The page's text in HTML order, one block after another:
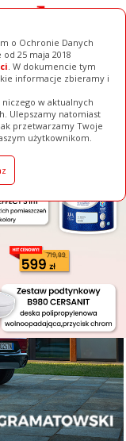
o Ochronie Danych
25 maja 2018
. W dokumencie tym
informacje zbieramy i
w aktualnych
Ulepszamy natomiast
przetwarzamy Twoje
użytkownikom.
Baza Firm Pełna Wersja